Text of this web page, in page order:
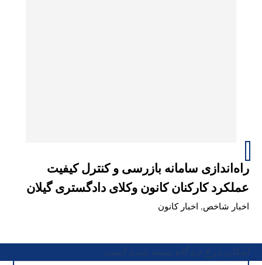
راه‌اندازی سامانه بازرسی و کنترل کیفیت
عملکرد کارکنان کانون وکلای دادگستری گیلان
اخبار شاخص, اخبار کانون